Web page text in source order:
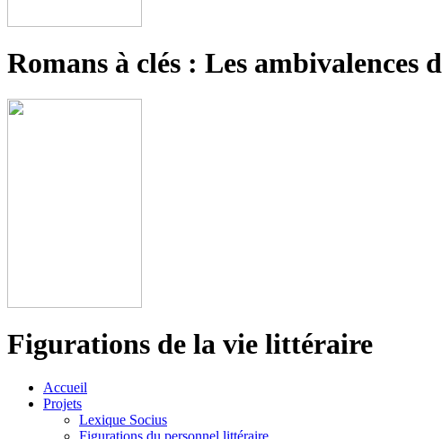
Romans à clés : Les ambivalences
Figurations de la vie littéraire
Accueil
Projets
Lexique Socius
Figurations du personnel littéraire